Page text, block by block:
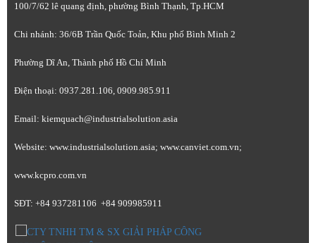
100/7/62 lê quang định, phường Bình Thạnh, Tp.HCM
Chi nhánh: 36/6B Trần Quốc Toản, Khu phố Bình Minh 2
Phường Dĩ An, Thành phố Hồ Chí Minh
Điện thoại: 0937.281.106, 0909.985.911
Email: kiemquach@industrialsolution.asia
Website: www.industrialsolution.asia; www.canviet.com.vn;
www.kcpro.com.vn
SĐT: +84 937281106 +84 909985911